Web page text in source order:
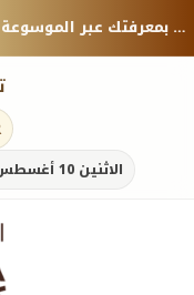
منصة معرفية موثوقة — شارك بمعرفتك عبر الموسوعة العالمية كيوبيديا.
الاثنين 10 أغسطس 2026